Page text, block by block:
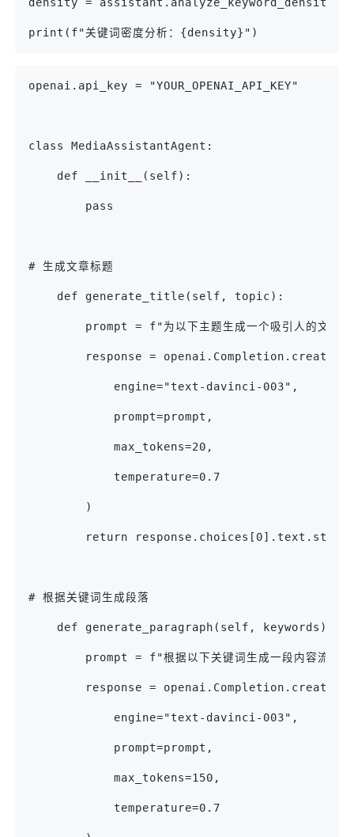
print(f"关键词密度分析：{density}")
openai.api_key = "YOUR_OPENAI_API_KEY"
class MediaAssistantAgent:
    def __init__(self):
        pass
# 生成文章标题
    def generate_title(self, topic):
prompt = f"为以下主题生成一个吸引人的文章
        response = openai.Completion.create(
            engine="text-davinci-003",
            prompt=prompt,
            max_tokens=20,
            temperature=0.7
        )
return
# 根据关键词生成段落
    def generate_paragraph(self, keywords):
prompt = f"根据以下关键词生成一段内容流畅
        response = openai.Completion.create(
            engine="text-davinci-003",
            prompt=prompt,
            max_tokens=150,
            temperature=0.7